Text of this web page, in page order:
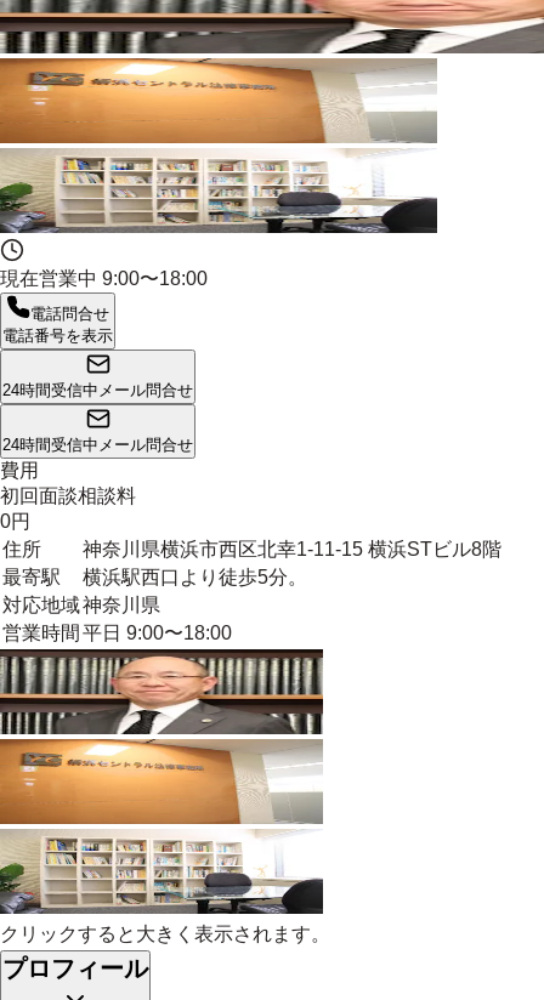
現在営業中 9:00〜18:00
電話問合せ
電話番号を表示
24時間受信中 メール問合せ
24時間受信中 メール問合せ
費用
初回面談相談料
0円
住所
神奈川県横浜市西区北幸1-11-15 横浜STビル8階
最寄駅
横浜駅西口より徒歩5分。
対応地域神奈川県
営業時間 平日 9:00〜18:00
クリックすると大きく表示されます。
プロフィール